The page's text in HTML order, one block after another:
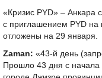
«Кризис PYD» – Анкара
с приглашением PYD
отложены на 29 января.
Zaman: «43-й день
Прошло 43 дня с начала